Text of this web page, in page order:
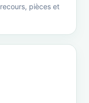
pièces et